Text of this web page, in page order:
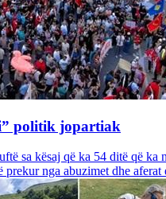
politik jopartiak
sa kësaj që ka 54 ditë që
nga abuzimet dhe